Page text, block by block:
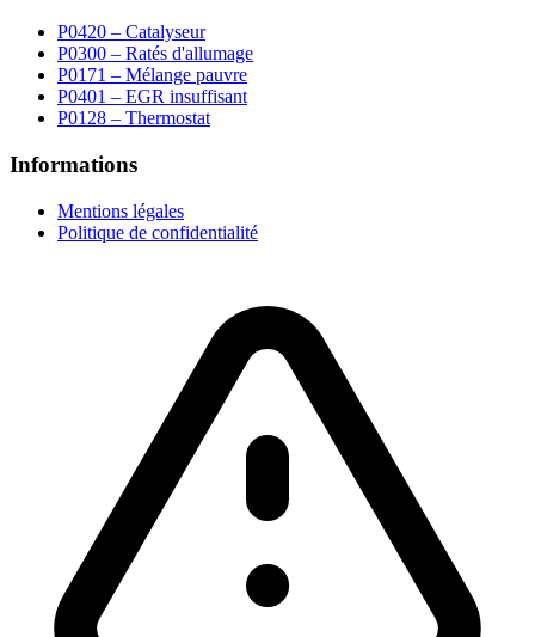
P0420 – Catalyseur
P0300 – Ratés d'allumage
P0171 – Mélange pauvre
P0401 – EGR insuffisant
P0128 – Thermostat
Informations
Mentions légales
Politique de confidentialité